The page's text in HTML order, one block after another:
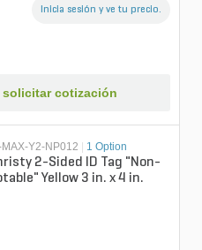
Inicia sesión y ve tu precio.
cotización
MAX-Y2-NP012 | 1 Option
2-Sided ID Tag "Non-
Yellow 3 in. x 4 in.